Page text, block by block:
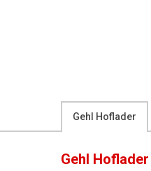
Gehl Hoflader
Gehl Hoflader